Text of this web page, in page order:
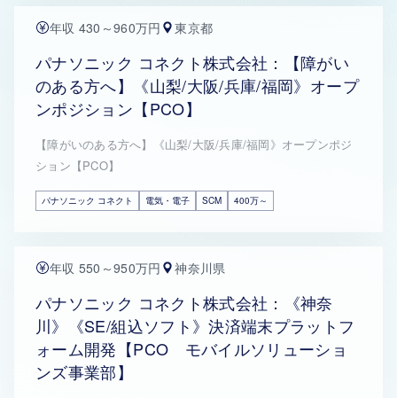
年収 430～960万円 東京都
パナソニック コネクト株式会社：【障がい
のある方へ】《山梨/大阪/兵庫/福岡》オープ
ンポジション【PCO】
【障がいのある方へ】《山梨/大阪/兵庫/福岡》オープンポジ
ション【PCO】
パナソニック コネクト 電気・電子 SCM 400万～
年収 550～950万円 神奈川県
パナソニック コネクト株式会社：《神奈
川》《SE/組込ソフト》決済端末プラットフ
ォーム開発【PCO モバイルソリューショ
ンズ事業部】